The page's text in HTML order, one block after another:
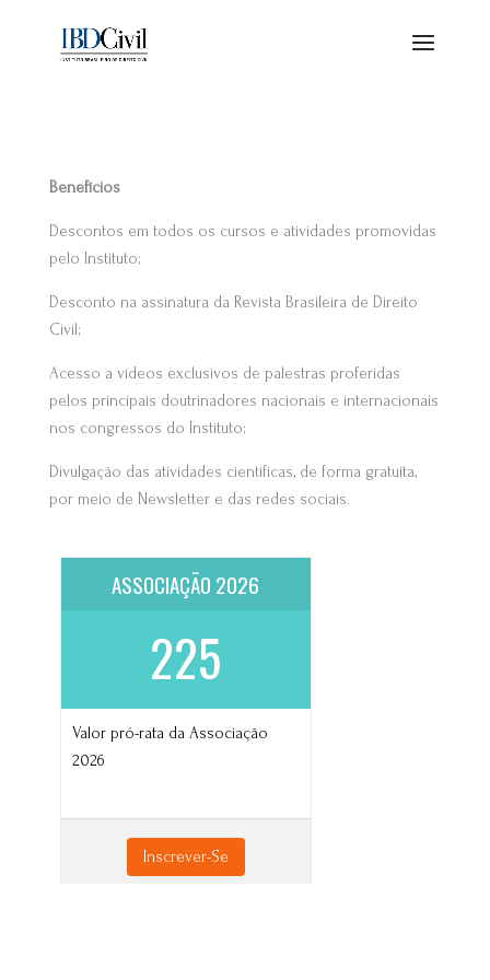
Benefícios
Descontos em todos os cursos e atividades promovidas
pelo Instituto;
Desconto na assinatura da Revista Brasileira de Direito
Civil;
Acesso a vídeos exclusivos de palestras proferidas
pelos principais doutrinadores nacionais e internacionais
nos congressos do Instituto;
Divulgação das atividades científicas, de forma gratuita,
por meio de Newsletter e das redes sociais.
ASSOCIAÇÃO 2026
225
Valor pró-rata da Associação
2026
Inscrever-Se